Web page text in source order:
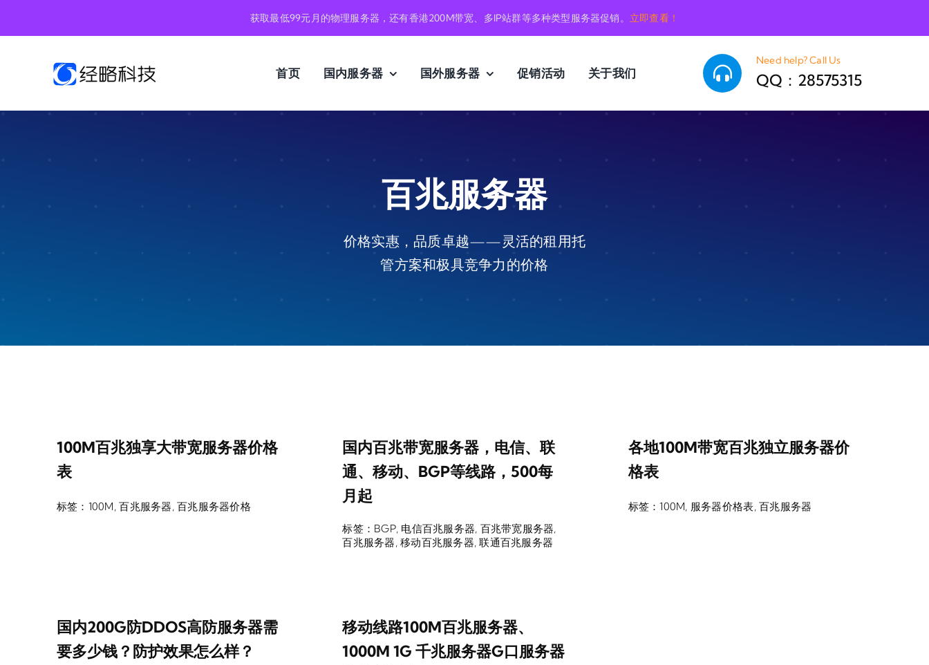
获取最低99元月的物理服务器，还有香港200M带宽、多IP站群等多种类型服务器促销。 立即查看！
首页 国内服务器 国外服务器 促销活动 关于我们
Need help? Call Us
QQ：28575315
百兆服务器
价格实惠，品质卓越——灵活的租用托
管方案和极具竞争力的价格
100M百兆独享大带宽服务器价格
表
标签： 100M,百兆服务器,百兆服务器价格
国内百兆带宽服务器，电信、联
通、移动、BGP等线路，500每
月起
标签： BGP, 电信百兆服务器, 百兆带宽服务器,
百兆服务器,移动百兆服务器,联通百兆服务器
各地100M带宽百兆独立服务器价
格表
标签：100M, 服务器价格表,百兆服务器
国内200G防DDOS高防服务器需
要多少钱？防护效果怎么样？
移动线路100M百兆服务器、
1000M 1G 千兆服务器G口服务器